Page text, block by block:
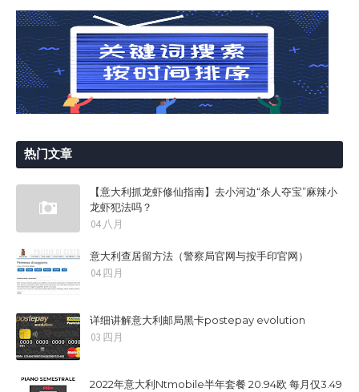
热门文章
【意大利抓龙虾修仙指南】去小河边“杀人夺宝”麻辣小
龙虾犯法吗？
04 八月
意大利查居留方法（警察局官网与按手印官网）
04 四月
详细讲解意大利邮局黑卡postepay evolution
03 四月
2022年意大利Ntmobile半年套餐 20.94欧 每月仅3.49